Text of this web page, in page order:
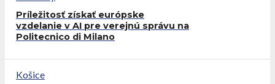
Príležitosť získať európske
vzdelanie v AI pre verejnú správu na
Politecnico di Milano
Košice